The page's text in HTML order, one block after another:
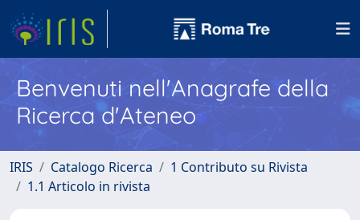
Benvenuti nell'Anagrafe della
Ricerca d'Ateneo
IRIS Catalogo Ricerca
1 Contributo su Rivista
1.1 Articolo in rivista